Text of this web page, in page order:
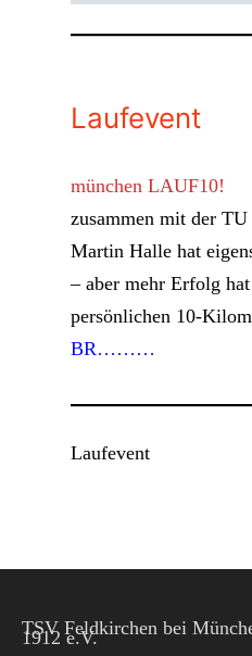
Laufevent
münchen LAUF10!
zusammen mit der
Martin Halle hat
– aber mehr Erfolg
persönlichen 10-
BR………
Laufevent
TSV Feldkirchen bei
1912 e.V.